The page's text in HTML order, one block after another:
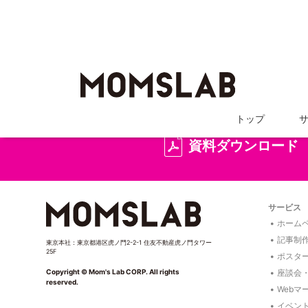
トップ
資料ダウンロード
東京本社：東京都港区虎ノ門2-2-1 住友不動産虎ノ門タワー
25F
Copyright © Mom's Lab CORP. All rights
reserved.
サービス
ホーム
記事制
ポスタ
座談会
Webマ
イベン